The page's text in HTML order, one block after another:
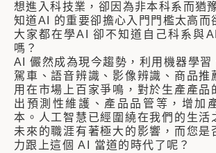
想進入科技業，卻因為非本科系而猶
知道AI 的重要卻擔心入門門檻太高而
大家都在學AI 卻不知道自己科系與
嗎？
AI 儼然成為現今趨勢，利用機器學習
駕車、語音辨識、影像辨識、商品推
用在市場上百家爭鳴，對於生產產品
出預測性維護、產品品管等，增加
本。人工智慧已經圍繞在我們的生活
未來的職涯有著極大的影響，而您是
力跟上這個 AI 當道的時代了呢？